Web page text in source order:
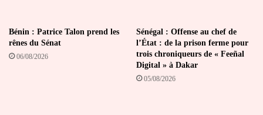
Bénin : Patrice Talon prend les
rênes du Sénat
06/08/2026
Sénégal : Offense au chef de
l’État : de la prison ferme pour
trois chroniqueurs de « Feeñal
Digital » à Dakar
05/08/2026